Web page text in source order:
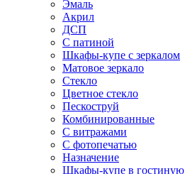
Эмаль
Акрил
ДСП
С патиной
Шкафы-купе с зеркалом
Матовое зеркало
Стекло
Цветное стекло
Пескоструй
Комбинированные
С витражами
С фотопечатью
Назначение
Шкафы-купе в гостиную